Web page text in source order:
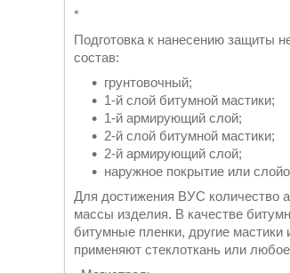
*
Подготовка к нанесению защиты
состав:
грунтовочный;
1-й слой битумной мастики;
1-й армирующий слой;
2-й слой битумной мастики;
2-й армирующий слой;
наружное покрытие или
Для достижения ВУС количество
массы изделия. В качестве
битумные пленки, другие
применяют стеклоткань или